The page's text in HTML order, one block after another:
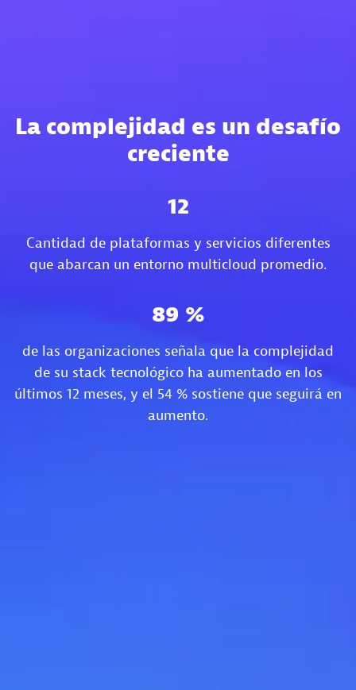
La complejidad es un desafío
creciente
12
Cantidad de plataformas y servicios diferentes
que abarcan un entorno multicloud promedio.
89 %
de las organizaciones señala que la complejidad
de su stack tecnológico ha aumentado en los
últimos 12 meses, y el 54 % sostiene que seguirá en
aumento.